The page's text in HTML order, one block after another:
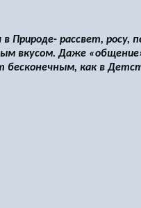
Природе- рассвет, росу,
вкусом. Даже
бесконечным, как в